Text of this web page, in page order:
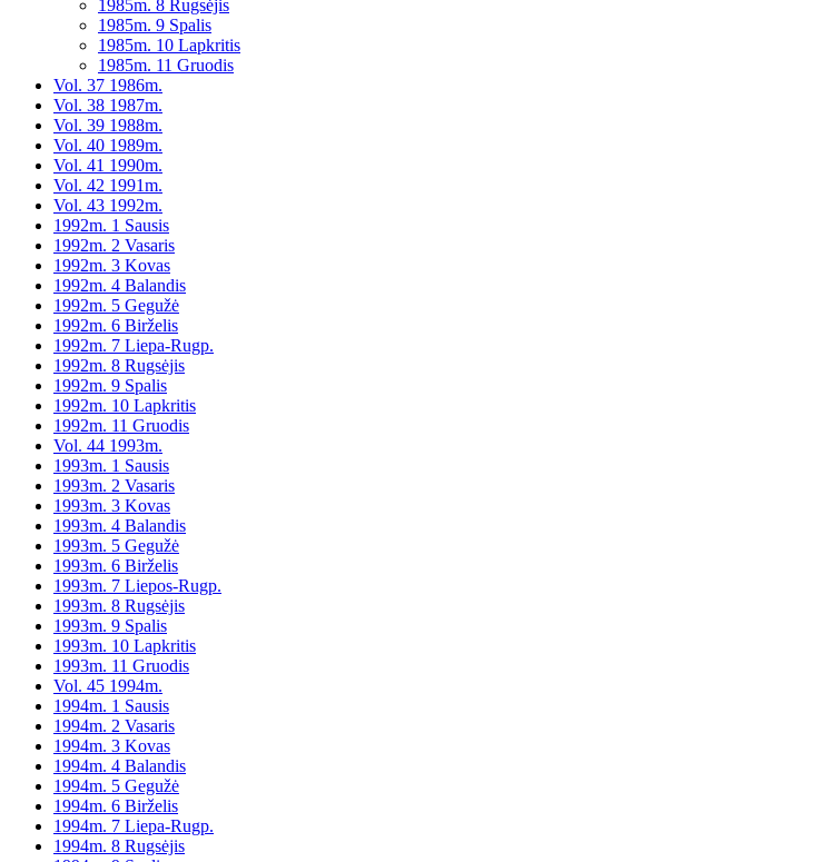
1985m. 8 Rugsėjis
1985m. 9 Spalis
1985m. 10 Lapkritis
1985m. 11 Gruodis
Vol. 37 1986m.
Vol. 38 1987m.
Vol. 39 1988m.
Vol. 40 1989m.
Vol. 41 1990m.
Vol. 42 1991m.
Vol. 43 1992m.
1992m. 1 Sausis
1992m. 2 Vasaris
1992m. 3 Kovas
1992m. 4 Balandis
1992m. 5 Gegužė
1992m. 6 Birželis
1992m. 7 Liepa-Rugp.
1992m. 8 Rugsėjis
1992m. 9 Spalis
1992m. 10 Lapkritis
1992m. 11 Gruodis
Vol. 44 1993m.
1993m. 1 Sausis
1993m. 2 Vasaris
1993m. 3 Kovas
1993m. 4 Balandis
1993m. 5 Gegužė
1993m. 6 Birželis
1993m. 7 Liepos-Rugp.
1993m. 8 Rugsėjis
1993m. 9 Spalis
1993m. 10 Lapkritis
1993m. 11 Gruodis
Vol. 45 1994m.
1994m. 1 Sausis
1994m. 2 Vasaris
1994m. 3 Kovas
1994m. 4 Balandis
1994m. 5 Gegužė
1994m. 6 Birželis
1994m. 7 Liepa-Rugp.
1994m. 8 Rugsėjis